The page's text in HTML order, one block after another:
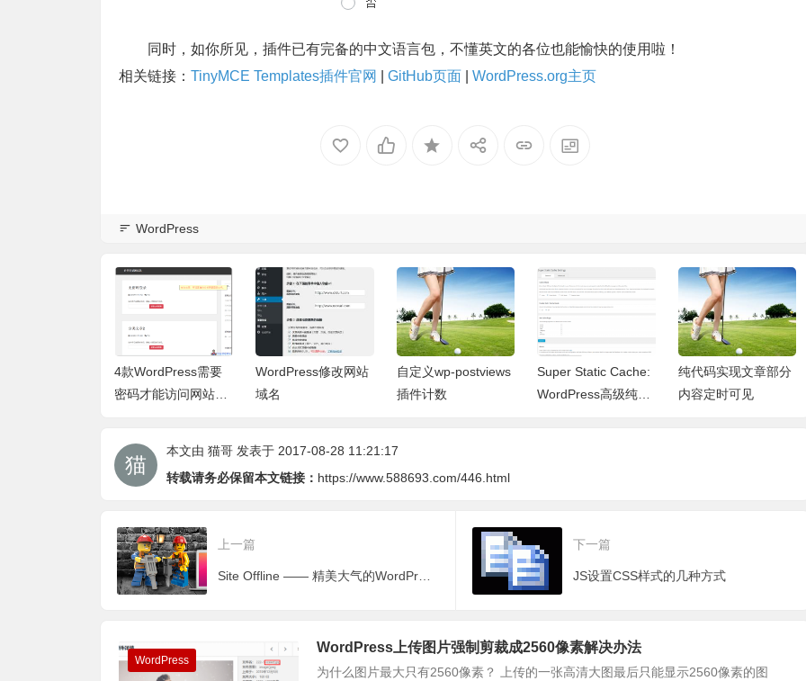
同时，如你所见，插件已有完备的中文语言包，不懂英文的各位也能愉快的使用啦！
相关链接： TinyMCE Templates插件官网 GitHub页面 WordPress.org主页
WordPress
4款WordPress需要
密码才能访问网站的
WordPress修改网站
域名
自定义wp-postviews
插件计数
Super Static Cache:
WordPress高级纯静
纯代码实现文章部分
内容定时可见
本文由 猫哥 发表于 2017-08-28 11:21:17
转载请务必保留本文链接： https://www.588693.com/446.html
上一篇 下一篇
JS设置CSS样式的几种方式
WordPress
WordPress上传图片强制剪裁成2560像素解决办法
为什么图片最大只有2560像素？ 上传的一张高清大图最后只能显示2560像素的图